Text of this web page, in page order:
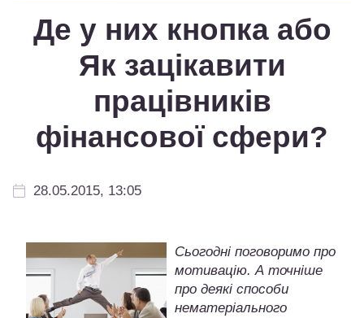
Де у них кнопка або
Як зацікавити
працівників
фінансової сфери?
28.05.2015, 13:05
Сьогодні поговоримо про
мотивацію. А точніше
про деякі способи
нематеріального